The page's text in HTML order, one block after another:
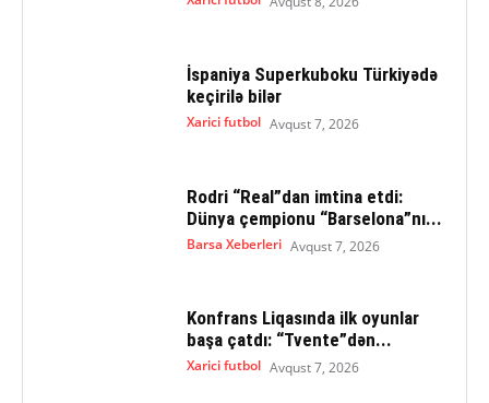
İspaniya Superkuboku Türkiyədə
keçirilə bilər
Xarici futbol Avqust 7, 2026
Rodri “Real”dan imtina etdi:
Dünya çempionu “Barselona”nı...
Barsa Xeberleri Avqust 7, 2026
Konfrans Liqasında ilk oyunlar
başa çatdı: “Tvente”dən...
Xarici futbol Avqust 7, 2026